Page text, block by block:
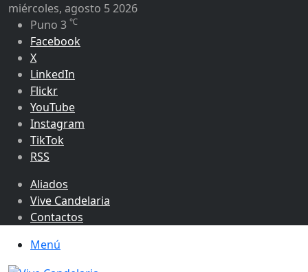
miércoles, agosto 5 2026
Puno 3 ℃
Facebook
X
LinkedIn
Flickr
YouTube
Instagram
TikTok
RSS
Aliados
Vive Candelaria
Contactos
Menú